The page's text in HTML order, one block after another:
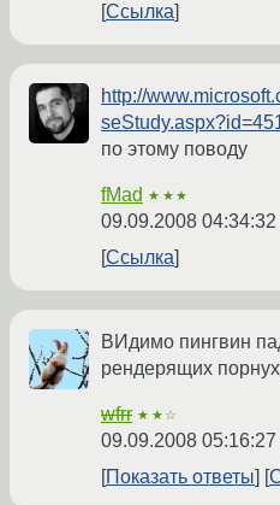
Ссылка
http://
по этому поводу
fMad ★★★
09.09.2008
Ссылка
ВИдимо пингвин
рендерящих
wfrr ★★☆
09.09.2008
Показать ответы